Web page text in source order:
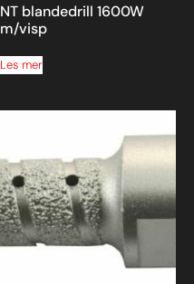
NT blandedrill 1600W
m/visp
Les mer